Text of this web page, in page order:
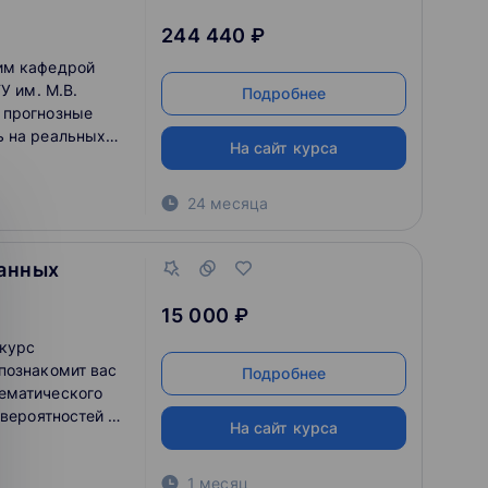
кафедрой
им. М.В.
на реальных
244 440 ₽
Подробнее
На сайт курса
24 месяца
вас
и
15 000 ₽
Подробнее
На сайт курса
1 месяц